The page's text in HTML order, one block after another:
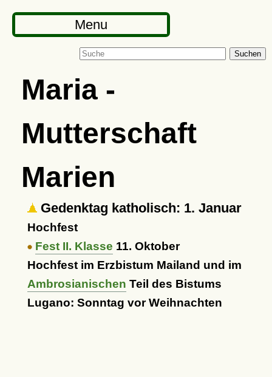
Menu
Suchen
Maria -
Mutterschaft
Marien
Gedenktag katholisch: 1. Januar
Hochfest
Fest II. Klasse 11. Oktober
Hochfest im Erzbistum Mailand und im
Ambrosianischen Teil des Bistums
Lugano: Sonntag vor Weihnachten